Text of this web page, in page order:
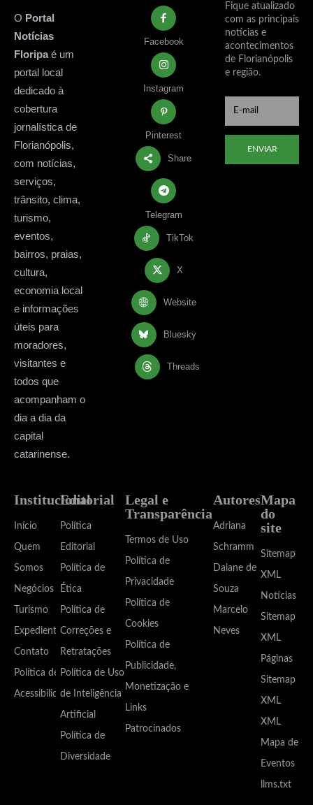
O Portal
Notícias
Floripaé um
portal local
dedicado à
cobertura
jornalística de
Florianópolis,
com notícias,
serviços,
trânsito, clima,
turismo,
eventos,
bairros, praias,
cultura,
economia local
e informações
úteis para
moradores,
visitantes e
todos que
acompanham o
dia a dia da
capital
catarinense.
Facebook
Instagram
Pinterest
Share
Telegram
TikTok
X
Website
Bluesky
Threads
Fique atualizado
com as principais
notícias e
acontecimentos
de Florianópolis
e região.
ENVIAR
Institucional
Início
Quem
Somos
Negócios
Turismo
Expediente
Contato
Política de
Acessibilidade
Editorial
Política
Editorial
Política de
Ética
Política de
Correções e
Retratações
Política de Uso
de Inteligência
Artificial
Política de
Diversidade
Legal e
Transparência
Termos de Uso
Política de
Privacidade
Política de
Cookies
Política de
Publicidade,
Monetização e
Links
Patrocinados
Autores
Adriana
Schramm
Daiane de
Souza
Marcelo
Neves
Mapa
do
site
Sitemap
XML
Notícias
Sitemap
XML
Páginas
Sitemap
XML
XML
Mapa de
Eventos
llms.txt